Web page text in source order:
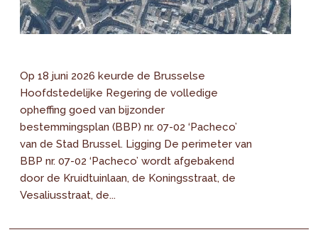
Op 18 juni 2026 keurde de Brusselse
Hoofdstedelijke Regering de volledige
opheffing goed van bijzonder
bestemmingsplan (BBP) nr. 07-02 ‘Pacheco’
van de Stad Brussel. Ligging De perimeter van
BBP nr. 07-02 ‘Pacheco’ wordt afgebakend
door de Kruidtuinlaan, de Koningsstraat, de
Vesaliusstraat, de...